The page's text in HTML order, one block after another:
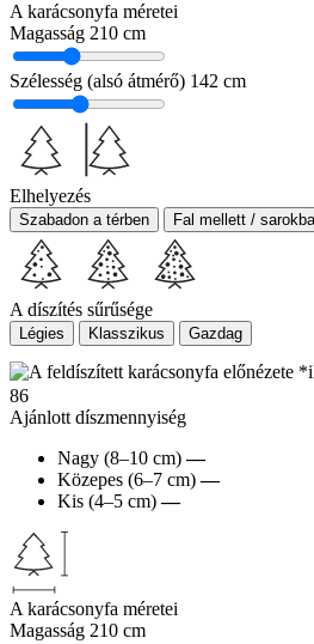
A karácsonyfa méretei
Magasság 210 cm
Szélesség (alsó átmérő) 142 cm
Elhelyezés
Szabadon a térben Fal mellett /
A díszítés sűrűsége
Légies Klasszikus Gazdag
86
Ajánlott díszmennyiség
Nagy (8–10 cm) —
Közepes (6–7 cm) —
Kis (4–5 cm) —
A karácsonyfa méretei
Magasság 210 cm